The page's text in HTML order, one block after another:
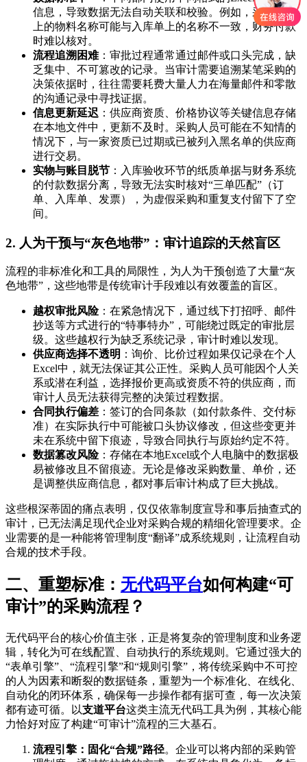
信息，导致数据无法自动关联和校验。例如，采购订单
上的物料名称可能与入库单上的名称不一致，财务付款
时难以核对。
流程追溯困难：审批过程通常通过邮件或口头完成，缺
乏集中、不可篡改的记录。当审计需要追溯某笔采购的
决策依据时，往往需要耗费大量人力在海量邮件和零散
的沟通记录中寻找证据。
信息更新延迟 ：供应商资质、价格协议等关键信息存储
在本地文件中，更新不及时。采购人员可能在不知情的
情况下，与一家资质已过期或已被列入黑名单的供应商
进行交易。
实物与账目脱节 ：入库验收环节的纸质单据与财务系统
的付款数据分离，导致无法实时核对“三单匹配”（订
单、入库单、发票），为虚假采购和重复支付留下了空
间。
2. 人为干预与“灰色地带”：审计追踪的天然盲区
流程的非标准化和工具的局限性，为人为干预创造了大量“灰
色地带”，这些地带是传统审计手段难以有效覆盖的盲区。
越权审批风险：在紧急情况下，通过线下打招呼、邮件
抄送等方式进行的“特事特办”，可能绕过既定的审批层
级。这些越权行为缺乏系统记录，审计时难以发现。
供应商选择不透明 ：询价、比价过程如果仅记录在个人
Excel中，就无法保证其公正性。采购人员可能因个人关
系或潜在利益，选择报价更高或资质不符的供应商，而
审计人员无法获得完整的决策过程数据。
合同执行偏差 ：签订的合同条款（如付款条件、交付标
准）在实际执行中可能被口头协议修改，但这些变更并
未在系统中留下痕迹，导致合同执行与原始约定不符。
数据篡改风险：存储在本地Excel或个人电脑中的数据极
易被修改且不留痕迹。无论是修改采购数量、单价，还
是调整供应商信息，都对事后审计构成了巨大挑战。
这些根深蒂固的痛点表明，仅仅依靠制度宣导和事后抽查式的
审计，已无法满足现代企业对采购合规的精细化管理要求。企
业需要的是一种能将管理制度“翻译”成系统规则，让流程自动
合规的技术手段。
二、重塑标准： 无代码平台如何构建“可
审计”的采购流程？
无代码平台的核心价值主张，正是将复杂的管理制度和业务逻
辑，转化为可在线配置、自动执行的系统规则。它通过强大的
“表单引擎”、“流程引擎”和“规则引擎”，将传统采购中不可控
的人为因素和断裂的数据链条，重塑为一个标准化、在线化、
自动化的闭环体系，确保每一步操作都有据可查，每一次决策
都有迹可循。以支道平台这类主流无代码工具为例，其核心能
力恰好对应了构建“可审计”流程的三大基石。
流程引擎：固化“合规”路径。企业可以将内部的采购管